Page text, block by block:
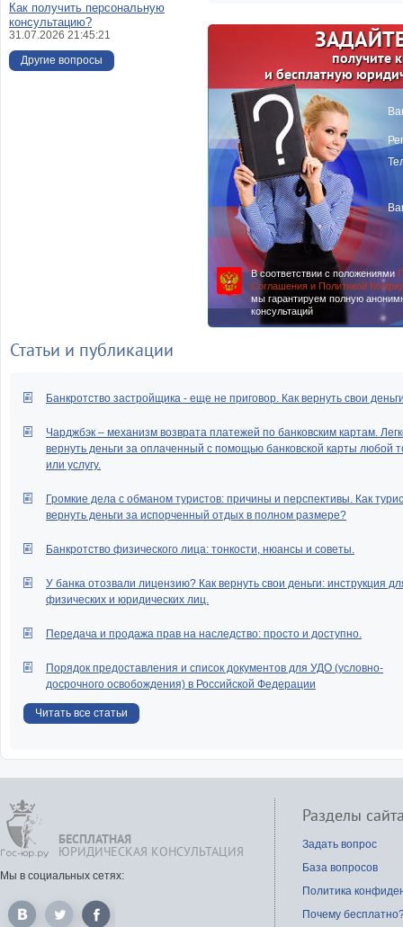
получите
и бесплатную
В соответствии с положениями
Соглашения и Политикой
мы гарантируем полную
консультаций
Как получить персональную
консультацию?
31.07.2026 21:45:21
Другие вопросы
Статьи и публикации
Банкротство застройщика - еще не приговор. Как вернуть свои
Чарджбэк – механизм возврата платежей по банковским картам.
вернуть деньги за оплаченный с помощью банковской карты любой
или услугу.
Громкие дела с обманом туристов: причины и перспективы. Как
вернуть деньги за испорченный отдых в полном размере?
Банкротство физического лица: тонкости, нюансы и советы.
У банка отозвали лицензию? Как вернуть свои деньги: инструкция
физических и юридических лиц.
Передача и продажа прав на наследство: просто и доступно.
Порядок предоставления и список документов для УДО (условно-
досрочного освобождения) в Российской Федерации
Читать все статьи
БЕСПЛАТНАЯ
ЮРИДИЧЕСКАЯ КОНСУЛЬТАЦИЯ
Мы в социальных сетях:
Разделы
Задать вопрос
База вопросов
Политика
Почему